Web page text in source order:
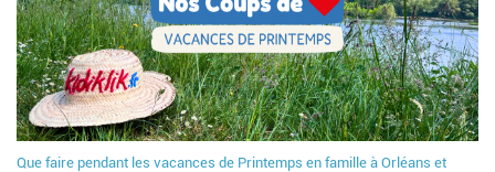
Que faire pendant les vacances de Printemps en famille à Orléans et